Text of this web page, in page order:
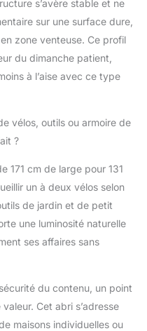
s’avère stable et ne
sur une surface dure,
zone venteuse. Ce profil
du dimanche patient,
à l’aise avec ce type
vélos, outils ou armoire de
?
171 cm de large pour 131
un à deux vélos selon
de jardin et de petit
une luminosité naturelle
ses affaires sans
du contenu, un point
Cet abri s’adresse
maisons individuelles ou